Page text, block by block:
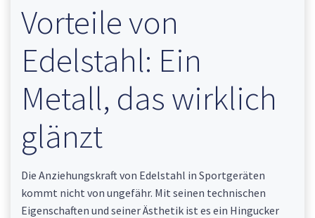
Vorteile von
Edelstahl: Ein
Metall, das wirklich
glänzt
Die Anziehungskraft von Edelstahl in Sportgeräten
kommt nicht von ungefähr. Mit seinen technischen
Eigenschaften und seiner Ästhetik ist es ein Hingucker